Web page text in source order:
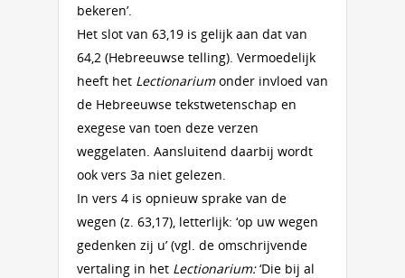
bekeren’.
Het slot van 63,19 is gelijk aan dat van
64,2 (Hebreeuwse telling). Vermoedelijk
heeft het Lectionariumonder invloed van
de Hebreeuwse tekstwetenschap en
exegese van toen deze verzen
weggelaten. Aansluitend daarbij wordt
ook vers 3a niet gelezen.
In vers 4 is opnieuw sprake van de
wegen (z. 63,17), letterlijk: ‘op uw wegen
gedenken zij u’ (vgl. de omschrijvende
vertaling in het Lectionarium:‘Die bij al